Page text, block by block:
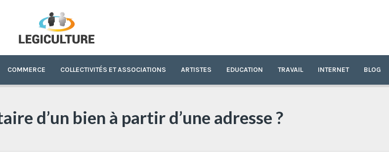
COMMERCE COLLECTIVITÉS ET ASSOCIATIONS ARTISTES EDUCATION TRAVAIL INTERNET BLOG
d’un bien à partir d’une adresse ?